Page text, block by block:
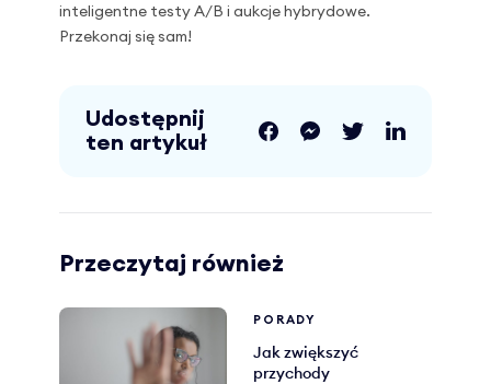
inteligentne testy A/B i aukcje hybrydowe.
Przekonaj się sam!
Udostępnij
ten artykuł
Przeczytaj również
PORADY
Jak zwiększyć
przychody